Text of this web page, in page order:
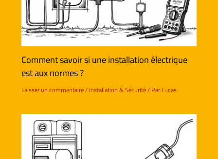
Comment savoir si une installation électrique
est aux normes ?
Laisser un commentaire/Installation & Sécurité/ ParLucas